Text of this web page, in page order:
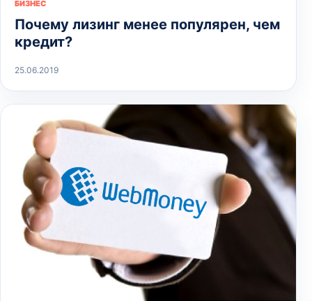
БИЗНЕС
Почему лизинг менее популярен, чем
кредит?
25.06.2019